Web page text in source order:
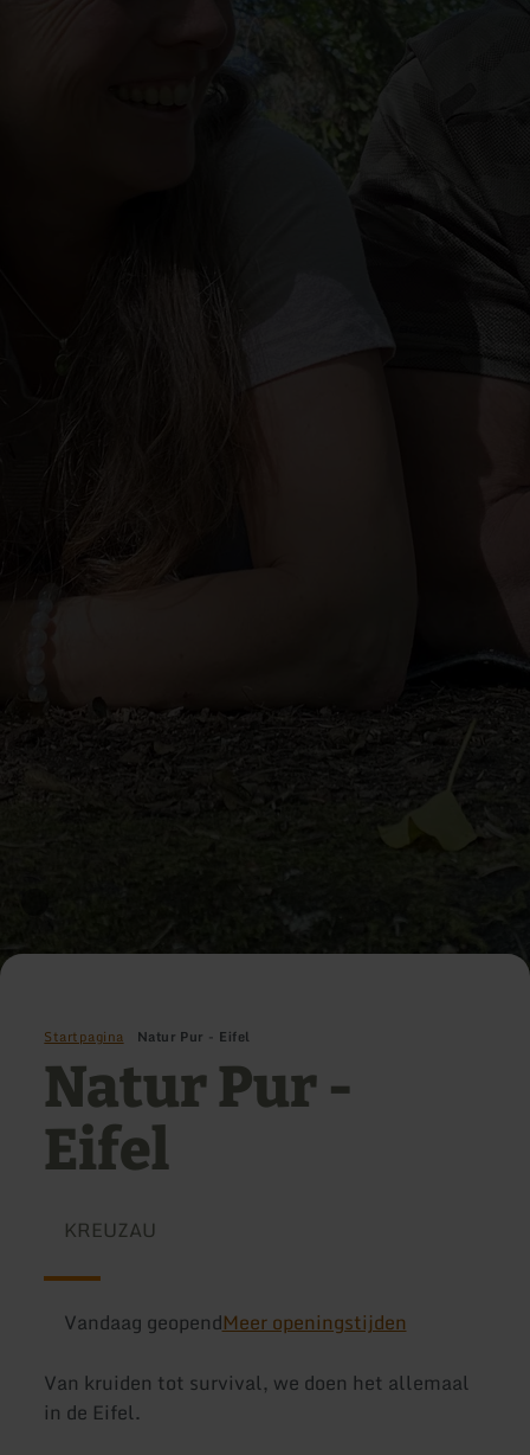
Startpagina Natur Pur - Eifel
Natur Pur -
Eifel
KREUZAU
Vandaag geopendMeer openingstijden
Van kruiden tot survival, we doen het allemaal
in de Eifel.